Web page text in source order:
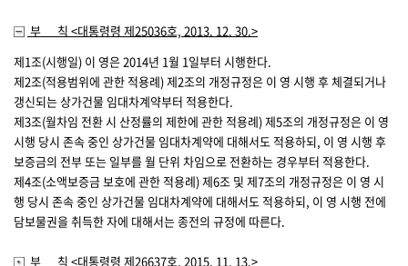
부 칙 <대통령령 제25036호, 2013. 12. 30.>
제1조(시행일) 이 영은 2014년 1월 1일부터 시행한다.
제2조(적용범위에 관한 적용례)제2조의 개정규정은 이 영 시행 후 체결되거나
갱신되는 상가건물 임대차계약부터 적용한다.
제3조(월차임 전환 시 산정률의 제한에 관한 적용례)제5조의 개정규정은 이 영
시행 당시 존속 중인 상가건물 임대차계약에 대해서도 적용하되, 이 영 시행 후
보증금의 전부 또는 일부를 월 단위 차임으로 전환하는 경우부터 적용한다.
제4조(소액보증금 보호에 관한 적용례)제6조 및 제7조의 개정규정은 이 영 시
행 당시 존속 중인 상가건물 임대차계약에 대해서도 적용하되, 이 영 시행 전에
담보물권을 취득한 자에 대해서는 종전의 규정에 따른다.
부 칙 <대통령령 제26637호, 2015. 11. 13.>